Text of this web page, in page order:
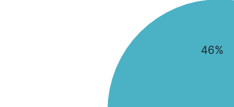
46%